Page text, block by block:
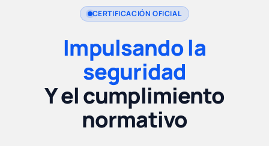
CERTIFICACIÓN OFICIAL
Impulsando la
seguridad
Y el cumplimiento
normativo